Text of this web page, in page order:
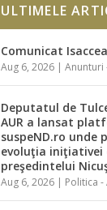
ULTIMELE
Comunicat Isaccea
Aug 6, 2026 |Anunturi
Deputatul de
AUR a lansat
suspeND.ro unde
evoluţia iniţiativei
preşedintelui
Aug 6, 2026 | Politica